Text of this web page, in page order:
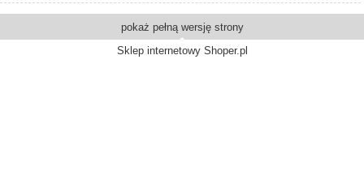
pokaż pełną wersję strony
Sklep internetowy Shoper.pl